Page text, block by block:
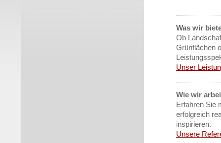
Was wir
Ob
Grünflächen
Unser
Wie wir
Erfahren Sie
erfolgreich
inspirieren.
Unsere